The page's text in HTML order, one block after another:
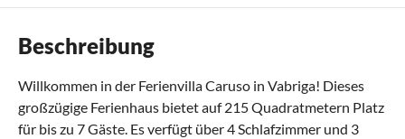
Beschreibung
Willkommen in der Ferienvilla Caruso in Vabriga! Dieses
großzügige Ferienhaus bietet auf 215 Quadratmetern Platz
für bis zu 7 Gäste. Es verfügt über 4 Schlafzimmer und 3